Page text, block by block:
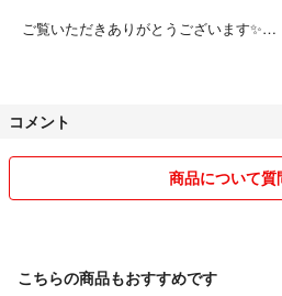
ご覧いただきありがとうございます✨
中古品から未使用品まで幅広く扱ってい
不明点などありましたら、お気軽にコメ
↓↓↓フォロー割、おまとめ割あります
コメント
商品について質
こちらの商品もおすすめです